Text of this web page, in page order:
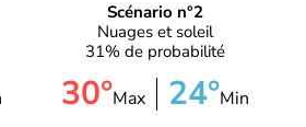
Scénario n°2
Nuages et soleil
31% de probabilité
30°Max 24°Min